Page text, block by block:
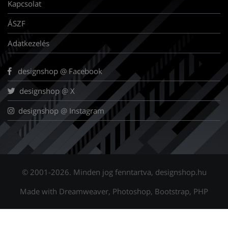
Kapcsolat
ÁSZF
Adatkezelés
designshop @ Facebook
designshop @ X
designshop @ Instagram
© 2001-2026. Minden jog fenntartva, designshop.hu
Made with Dreamweaver, Photoshop, Bootstrap, PHP